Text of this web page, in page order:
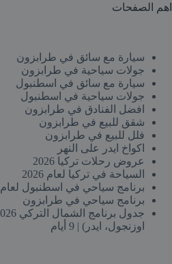
اهم الصفحات ​
سيارة مع سائق في طرابزون
جولات سياحية في طرابزون
سيارة مع سائق في اسطنبول
جولات سياحية في اسطنبول
افضل الفنادق في طرابزون
شقق للبيع في طرابزون
فلل للبيع في طرابزون
اكواخ ايدر على النهر
عروض رحلات تركيا 2026
السياحة في تركيا لعام 2026
برنامج سياحي في اسطنبول لعام 2026
برنامج سياحي في طرابزون
اوزنجول، ايدر) | 9 أيام